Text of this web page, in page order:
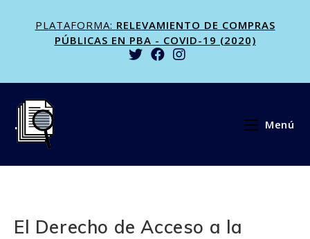
PLATAFORMA: RELEVAMIENTO DE COMPRAS
PÚBLICAS EN PBA - COVID-19 (2020)
Menú
El Derecho de Acceso a la